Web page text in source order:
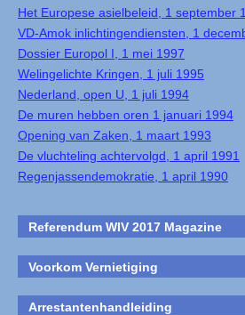
Het Europese asielbeleid, 1 september
VD-Amok inlichtingendiensten, 1
Dossier Europol I, 1 mei 1997
Welingelichte Kringen, 1 juli 1995
Nederland, open U, 1 juli 1994
De muren hebben oren 1 januari 1994
Opening van Zaken, 1 maart 1993
De vluchteling achtervolgd, 1 april 1991
Regenjassendemokratie, 1 april 1990
Referendum WIV 2017 Magazine
Voorkom Vernietiging
Arrestantenhandleiding